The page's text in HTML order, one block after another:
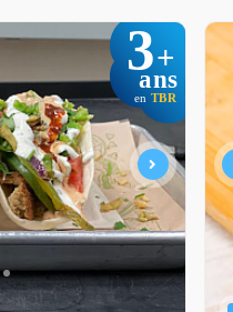
3+
ans
en TBR